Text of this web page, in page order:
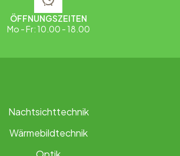
ÖFFNUNGSZEITEN
Mo - Fr: 10.00 - 18.00
Nachtsichttechnik
Wärmebildtechnik